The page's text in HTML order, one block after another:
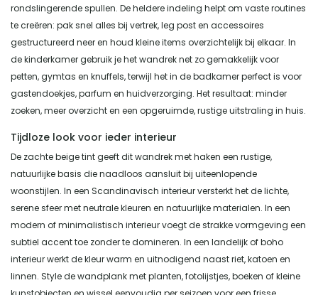
rondslingerende spullen. De heldere indeling helpt om vaste routines
te creëren: pak snel alles bij vertrek, leg post en accessoires
gestructureerd neer en houd kleine items overzichtelijk bij elkaar. In
de kinderkamer gebruik je het wandrek net zo gemakkelijk voor
petten, gymtas en knuffels, terwijl het in de badkamer perfect is voor
gastendoekjes, parfum en huidverzorging. Het resultaat: minder
zoeken, meer overzicht en een opgeruimde, rustige uitstraling in huis.
Tijdloze look voor ieder interieur
De zachte beige tint geeft dit wandrek met haken een rustige,
natuurlijke basis die naadloos aansluit bij uiteenlopende
woonstijlen. In een Scandinavisch interieur versterkt het de lichte,
serene sfeer met neutrale kleuren en natuurlijke materialen. In een
modern of minimalistisch interieur voegt de strakke vormgeving een
subtiel accent toe zonder te domineren. In een landelijk of boho
interieur werkt de kleur warm en uitnodigend naast riet, katoen en
linnen. Style de wandplank met planten, fotolijstjes, boeken of kleine